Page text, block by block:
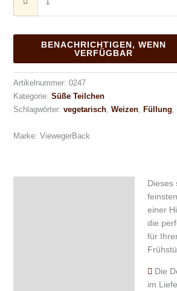
BENACHRICHTIGEN, WENN
VERFÜGBAR
Artikelnummer: 0247
Kategorie: Süße Teilchen
Schlagwörter: vegetarisch, Weizen, Füllung,
Marke: ViewegerBack
Dieses
einer
die
für
Die
im